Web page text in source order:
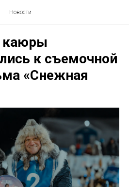
Новости
каюры
к съемочной
«Снежная